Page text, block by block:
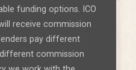
funding options. ICO
receive commission
pay different
commission